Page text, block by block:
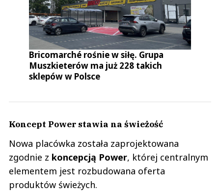
Bricomarché rośnie w siłę. Grupa
Muszkieterów ma już 228 takich
sklepów w Polsce
Koncept Power stawia na świeżość
Nowa placówka została zaprojektowana
zgodnie z koncepcją Power, której centralnym
elementem jest rozbudowana oferta
produktów świeżych.